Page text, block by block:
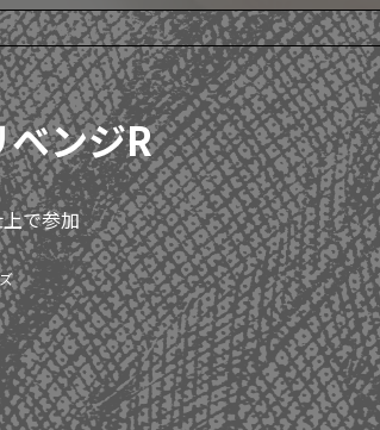
ンジR
で参加